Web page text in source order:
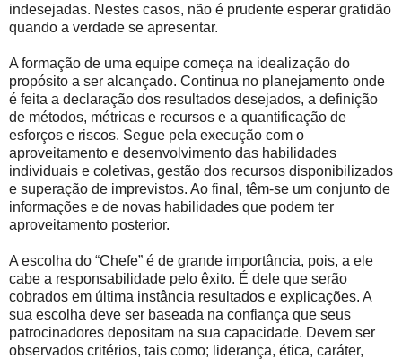
indesejadas. Nestes casos, não é prudente esperar gratidão
quando a verdade se apresentar.
A formação de uma equipe começa na idealização do
propósito a ser alcançado. Continua no planejamento onde
é feita a declaração dos resultados desejados, a definição
de métodos, métricas e recursos e a quantificação de
esforços e riscos. Segue pela execução com o
aproveitamento e desenvolvimento das habilidades
individuais e coletivas, gestão dos recursos disponibilizados
e superação de imprevistos. Ao final, têm-se um conjunto de
informações e de novas habilidades que podem ter
aproveitamento posterior.
A escolha do “Chefe” é de grande importância, pois, a ele
cabe a responsabilidade pelo êxito. É dele que serão
cobrados em última instância resultados e explicações. A
sua escolha deve ser baseada na confiança que seus
patrocinadores depositam na sua capacidade. Devem ser
observados critérios, tais como; liderança, ética, caráter,